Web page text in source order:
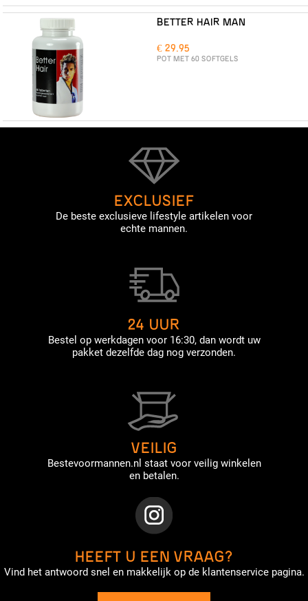
BETTER HAIR MAN
€ 29.95
POT MET 60 SOFTGELS
EXCLUSIEF
De beste exclusieve lifestyle artikelen voor
echte mannen.
24 UUR
Bestel op werkdagen voor 16:30, dan wordt uw
pakket dezelfde dag nog verzonden.
VEILIG
Bestevoormannen.nl staat voor veilig winkelen
en betalen.
HEEFT U EEN VRAAG?
Vind het antwoord snel en makkelijk op de klantenservice pagina.